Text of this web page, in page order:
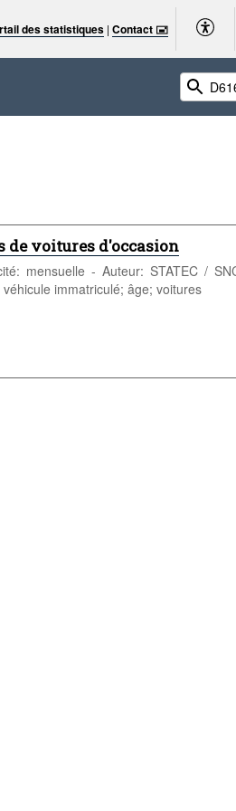
des statistiques |Contact 🖃
voitures d'occasion
mensuelle - Auteur: STATEC /
immatriculé; âge; voitures